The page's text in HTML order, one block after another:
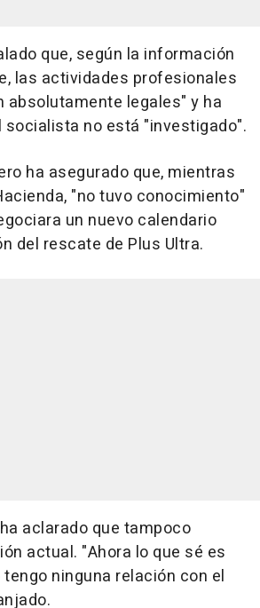
que, según la información
las actividades profesionales
absolutamente legales" y ha
socialista no está "investigado".
ha asegurado que, mientras
"no tuvo conocimiento"
un nuevo calendario
del rescate de Plus Ultra.
aclarado que tampoco
actual. "Ahora lo que sé es
ninguna relación con el